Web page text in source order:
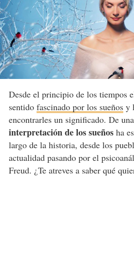
Desde el principio de los tiempos
sentido fascinado por los sueñosy
encontrarles un significado. De
interpretación de los sueñosha
largo de la historia, desde los
actualidad pasando por el
Freud. ¿Te atreves a saber qué